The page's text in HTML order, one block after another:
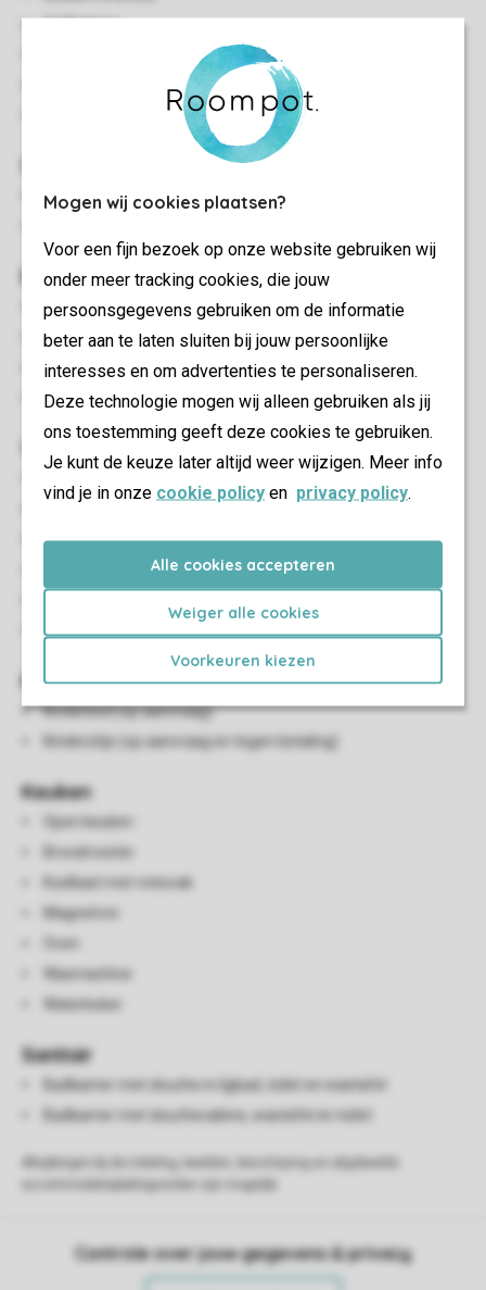
Mogen wij cookies plaatsen?
Voor een fijn bezoek op onze website gebruiken wij
onder meer tracking cookies, die jouw
persoonsgegevens gebruiken om de informatie
beter aan te laten sluiten bij jouw persoonlijke
interesses en om advertenties te personaliseren.
Deze technologie mogen wij alleen gebruiken als jij
ons toestemming geeft deze cookies te gebruiken.
Je kunt de keuze later altijd weer wijzigen. Meer info
vind je in onze cookie policy en privacy policy.
Alle cookies accepteren
Weiger alle cookies
Voorkeuren kiezen
Gelijkvloers
Eén huisdier toegestaan
Twee slaapkamers met twee 1-persoonsbedden
Buiten
Terrasmeubilair
Luxe bubbelbad (buiten)
Afgesloten terras
Parkeren bij de accommodatie
Woon-/eetkamer
Eetkamerstoelen
Smart-tv
Kindervoorzieningen
Kinderbed (op aanvraag)
Kinderzitje (op aanvraag en tegen betaling)
Keuken
Open keuken
Broodrooster
Koelkast met vriesvak
Magnetron
Oven
Wasmachine
Waterkoker
Sanitair
Badkamer met douche in ligbad, toilet en wastafel
Badkamer met douchecabine, wastafel en toilet
Controle over jouw gegevens & privacy